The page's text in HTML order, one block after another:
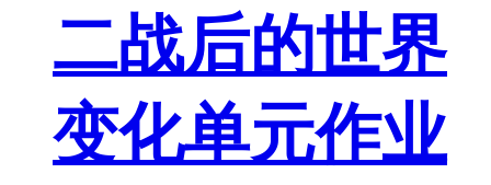
二战后的世界
变化单元作业